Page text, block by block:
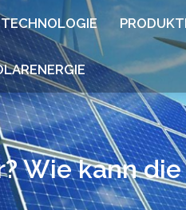
TECHNOLOGIE
Wie kann